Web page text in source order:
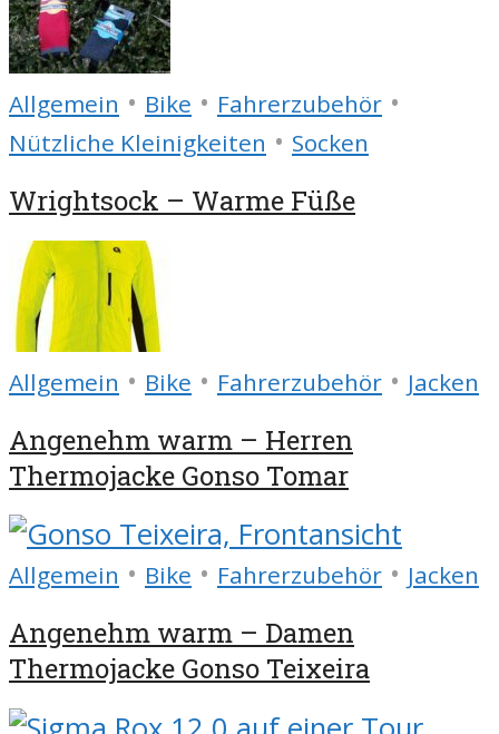
Allgemein • Bike • Fahrerzubehör •
Nützliche Kleinigkeiten • Socken
Wrightsock – Warme Füße
Allgemein • Bike • Fahrerzubehör • Jacken
Angenehm warm – Herren
Thermojacke Gonso Tomar
Allgemein • Bike • Fahrerzubehör • Jacken
Angenehm warm – Damen
Thermojacke Gonso Teixeira